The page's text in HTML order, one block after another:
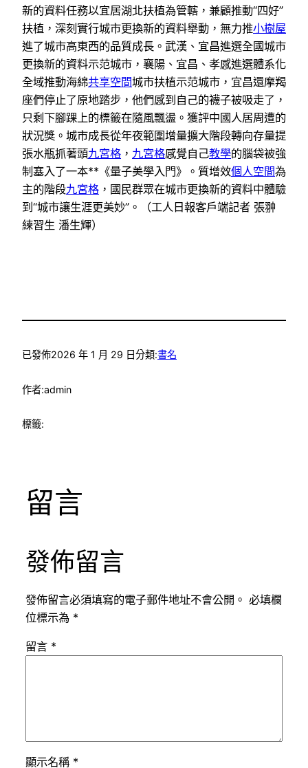
新的資料任務以宜居湖北扶植為管轄，兼顧推動“四好”
扶植，深刻實行城市更換新的資料舉動，無力推小樹屋
進了城市高東西的品質成長。武漢、宜昌進選全國城市
更換新的資料示范城市，襄陽、宜昌、孝感進選體系化
全域推動海綿共享空間城市扶植示范城市，宜昌還摩羯
座們停止了原地踏步，他們感到自己的襪子被吸走了，
只剩下腳踝上的標籤在隨風飄盪。獲評中國人居周遭的
狀況獎。城市成長從年夜範圍增量擴大階段轉向存量提
張水瓶抓著頭九宮格 ， 九宮格感覺自己教學的腦袋被強
制塞入了一本**《量子美學入門》。質增效個人空間為
主的階段九宮格 ，國民群眾在城市更換新的資料中體驗
到“城市讓生涯更美妙”。（工人日報客戶端記者 張翀
練習生 潘生輝）
已發佈2026 年 1 月 29 日分類:書名
作者:admin
標籤:
留言
發佈留言
發佈留言必須填寫的電子郵件地址不會公開。 必填欄
位標示為 *
留言 *
顯示名稱 *